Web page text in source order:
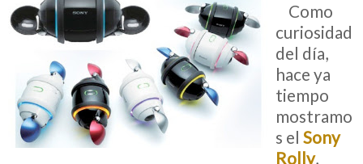
Como
curiosidad
del día,
hace ya
tiempo
mostramo
s el Sony
Rolly,